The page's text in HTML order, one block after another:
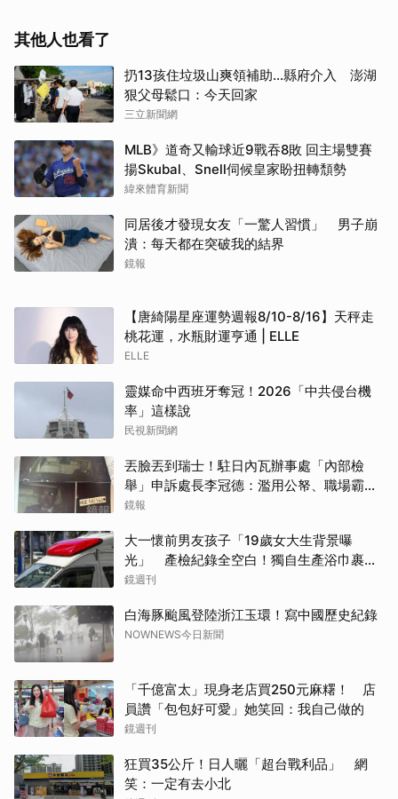
其他人也看了
扔13孩住垃圾山爽領補助…縣府介入 澎湖
狠父母鬆口：今天回家
三立新聞網
MLB》道奇又輸球近9戰吞8敗 回主場雙賽
揚Skubal、Snell伺候皇家盼扭轉頹勢
緯來體育新聞
同居後才發現女友「一驚人習慣」 男子崩
潰：每天都在突破我的結界
鏡報
【唐綺陽星座運勢週報8/10-8/16】天秤走
桃花運，水瓶財運亨通 | ELLE
ELLE
靈媒命中西班牙奪冠！2026「中共侵台機
率」這樣說
民視新聞網
丟臉丟到瑞士！駐日內瓦辦事處「內部檢
舉」申訴處長李冠德：濫用公帑、職場霸
凌、超速仔拒繳罰單 外交部要查了
鏡報
大一懷前男友孩子「19歲女大生背景曝
光」 產檢紀錄全空白！獨自生產浴巾裹嬰
屍藏家5天
鏡週刊
白海豚颱風登陸浙江玉環！寫中國歷史紀錄
NOWNEWS今日新聞
「千億富太」現身老店買250元麻糬！ 店
員讚「包包好可愛」她笑回：我自己做的
鏡週刊
狂買35公斤！日人曬「超台戰利品」 網
笑：一定有去小北
取消